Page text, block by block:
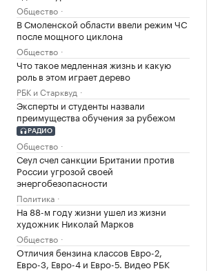
Общество
В Смоленской области ввели режим ЧС
после мощного циклона
Общество
Что такое медленная жизнь и какую
роль в этом играет дерево
РБК и Старквуд
Эксперты и студенты назвали
преимущества обучения за рубежом
РАДИО
Общество
Сеул счел санкции Британии против
России угрозой своей
энергобезопасности
Политика
На 88-м году жизни ушел из жизни
художник Николай Марков
Общество
Отличия бензина классов Евро-2,
Евро-3, Евро-4 и Евро-5. Видео РБК